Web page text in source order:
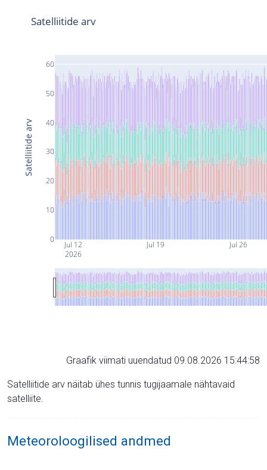
Jul 12
2026
Jul 19 Jul 26
0
10
20
30
40
50
60
Satelliitide arv
Satelliitide arv
Graafik viimati uuendatud 09.08.2026 15:44:58
Satelliitide arv näitab ühes tunnis tugijaamale nähtavaid
satelliite.
Meteoroloogilised andmed